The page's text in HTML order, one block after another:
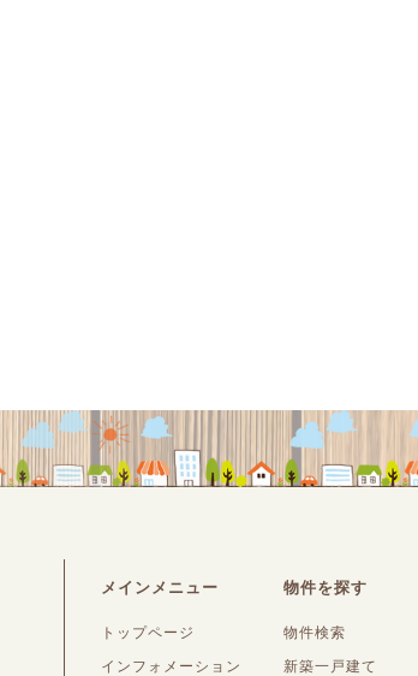
メインメニュー
トップページ
インフォメーション
物件を探す
物件検索
新築一戸建て